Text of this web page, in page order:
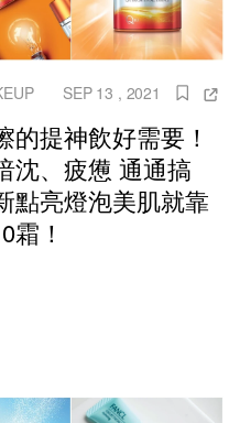
SEP 13 , 2021
的提神飲好需要！
沈、疲憊 通通搞
點亮燈泡美肌就靠
霜！